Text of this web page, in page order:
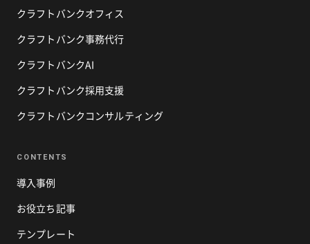
クラフトバンクオフィス
クラフトバンク事務代行
クラフトバンクAI
クラフトバンク採用支援
クラフトバンクコンサルティング
CONTENTS
導入事例
お役立ち記事
テンプレート